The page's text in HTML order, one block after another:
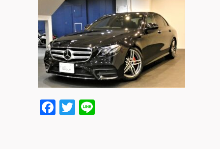
Facebook
Twitter